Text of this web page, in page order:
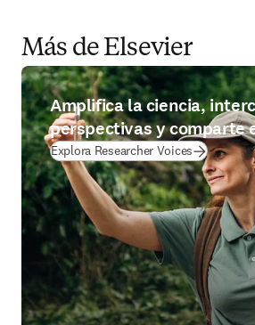
Más de Elsevier
Amplifica la ciencia,
perspectivas y comparte
Explora Researcher Voices